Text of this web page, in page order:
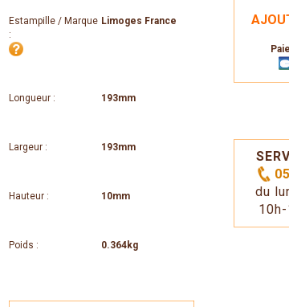
du
Estampille / Marque
:
Limoges France
Longueur : 193mm
Largeur : 193mm
Hauteur : 10mm
Poids : 0.364kg